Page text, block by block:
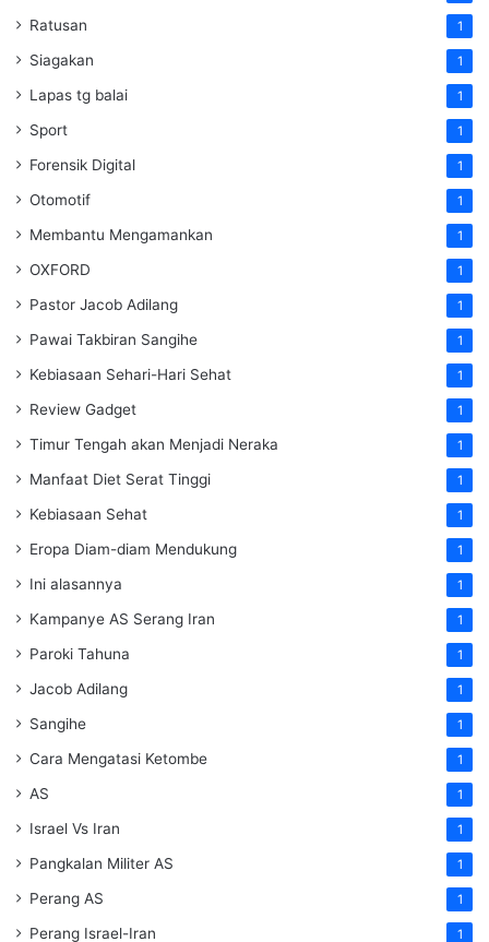
Ratusan 1
Siagakan 1
Lapas tg balai 1
Sport 1
Forensik Digital 1
Otomotif 1
Membantu Mengamankan 1
OXFORD 1
Pastor Jacob Adilang 1
Pawai Takbiran Sangihe 1
Kebiasaan Sehari-Hari Sehat 1
Review Gadget 1
Timur Tengah akan Menjadi Neraka 1
Manfaat Diet Serat Tinggi 1
Kebiasaan Sehat 1
Eropa Diam-diam Mendukung 1
Ini alasannya 1
Kampanye AS Serang Iran 1
Paroki Tahuna 1
Jacob Adilang 1
Sangihe 1
Cara Mengatasi Ketombe 1
AS 1
Israel Vs Iran 1
Pangkalan Militer AS 1
Perang AS 1
Perang Israel-Iran 1